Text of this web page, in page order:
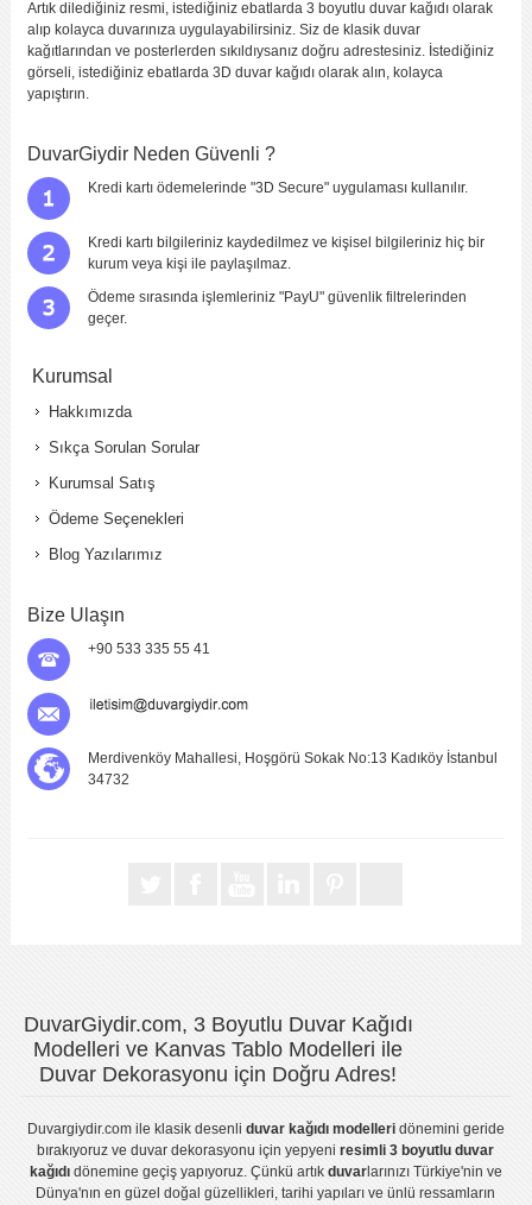
Artık dilediğiniz resmi, istediğiniz ebatlarda 3 boyutlu duvar kağıdı olarak
alıp kolayca duvarınıza uygulayabilirsiniz. Siz de klasik duvar
kağıtlarından ve posterlerden sıkıldıysanız doğru adrestesiniz. İstediğiniz
görseli, istediğiniz ebatlarda 3D duvar kağıdı olarak alın, kolayca
yapıştırın.
DuvarGiydir Neden Güvenli ?
Kredi kartı ödemelerinde "3D Secure" uygulaması kullanılır.
Kredi kartı bilgileriniz kaydedilmez ve kişisel bilgileriniz hiç bir
kurum veya kişi ile paylaşılmaz.
Ödeme sırasında işlemleriniz "PayU" güvenlik filtrelerinden
geçer.
Kurumsal
Hakkımızda
Sıkça Sorulan Sorular
Kurumsal Satış
Ödeme Seçenekleri
Blog Yazılarımız
Bize Ulaşın
+90 533 335 55 41
Merdivenköy Mahallesi, Hoşgörü Sokak No:13 Kadıköy İstanbul
34732
DuvarGiydir.com, 3 Boyutlu Duvar Kağıdı
Modelleri ve Kanvas Tablo Modelleri ile
Duvar Dekorasyonu için Doğru Adres!
Duvargiydir.comile klasik desenli duvar kağıdı modelleridönemini geride
bırakıyoruz veduvar dekorasyonu için yepyeniresimli 3 boyutlu duvar
kağıdıdönemine geçiş yapıyoruz. Çünkü artık duvarlarınızı Türkiye'nin ve
Dünya'nın en güzel doğal güzellikleri, tarihi yapıları ve ünlü ressamların